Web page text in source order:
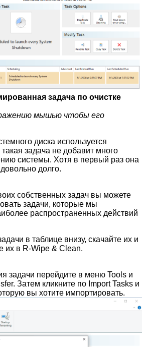
задача по очистке
мышью чтобы его
диска используется
задача не добавит много
системы. Хотя в первый раз она
долго.
собственных задач вы можете
задачи, которые мы
распространенных действий
в таблице внизу, скачайте их и
их в R-Wipe & Clean.
задачи перейдите в меню Tools и
Затем кликните по Import Tasks и
вы хотите импортировать.